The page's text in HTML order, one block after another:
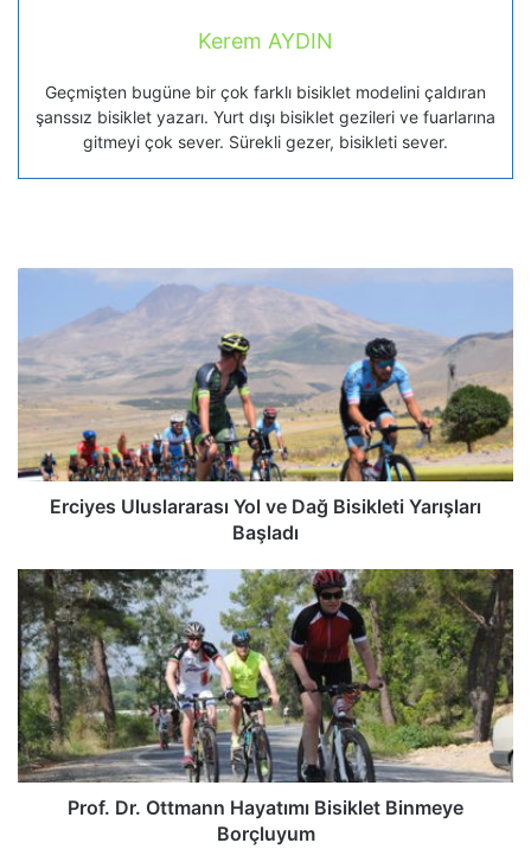
Kerem AYDIN
Geçmişten bugüne bir çok farklı bisiklet modelini çaldıran
şanssız bisiklet yazarı. Yurt dışı bisiklet gezileri ve fuarlarına
gitmeyi çok sever. Sürekli gezer, bisikleti sever.
Erciyes Uluslararası Yol ve Dağ Bisikleti Yarışları
Başladı
Prof. Dr. Ottmann Hayatımı Bisiklet Binmeye
Borçluyum